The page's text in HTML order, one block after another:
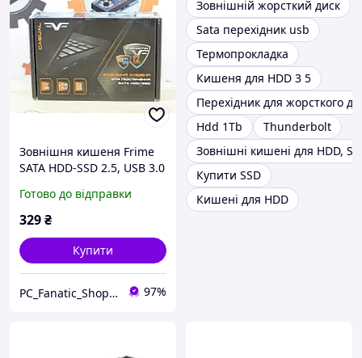
Зовнішня кишеня Frime
SATA HDD-SSD 2.5, USB 3.0
Готово до відправки
329₴
Купити
PC_Fanatic_Shop, інтернет-магазин комп'ютерних комплектуючих 97%
Зовнішній жорсткий диск
Sata перехідник usb
Термопрокладка
Кишеня для HDD 3 5
Перехідник для жорсткого
Hdd 1Tb
Thunderbolt
Зовнішні кишені для HDD,
Купити SSD
Кишені для HDD